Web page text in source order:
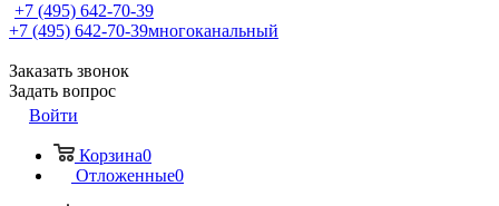
+7 (495) 642-70-39
+7 (495) 642-70-39многоканальный
Заказать звонок
Задать вопрос
Войти
Корзина0
Отложенные0